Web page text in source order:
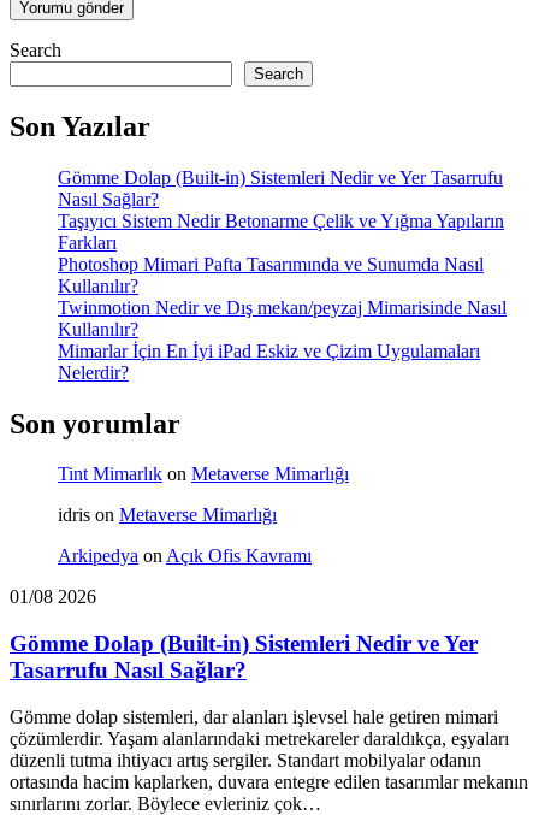
Search
Search
Son Yazılar
Gömme Dolap (Built-in) Sistemleri Nedir ve Yer Tasarrufu
Nasıl Sağlar?
Taşıyıcı Sistem Nedir Betonarme Çelik ve Yığma Yapıların
Farkları
Photoshop Mimari Pafta Tasarımında ve Sunumda Nasıl
Kullanılır?
Twinmotion Nedir ve Dış mekan/peyzaj Mimarisinde Nasıl
Kullanılır?
Mimarlar İçin En İyi iPad Eskiz ve Çizim Uygulamaları
Nelerdir?
Son yorumlar
Tint Mimarlık on Metaverse Mimarlığı
idris on Metaverse Mimarlığı
Arkipedya onAçık Ofis Kavramı
01/08 2026
Gömme Dolap (Built-in) Sistemleri Nedir ve Yer
Tasarrufu Nasıl Sağlar?
Gömme dolap sistemleri, dar alanları işlevsel hale getiren mimari
çözümlerdir. Yaşam alanlarındaki metrekareler daraldıkça, eşyaları
düzenli tutma ihtiyacı artış sergiler. Standart mobilyalar odanın
ortasında hacim kaplarken, duvara entegre edilen tasarımlar mekanın
sınırlarını zorlar. Böylece evleriniz çok…